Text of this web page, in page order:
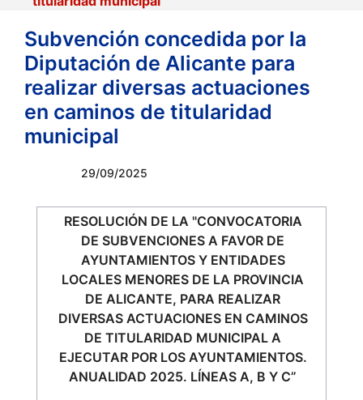
Subvención concedida por la
Diputación de Alicante para
realizar diversas actuaciones
en caminos de titularidad
municipal
29/09/2025
RESOLUCIÓN DE LA "CONVOCATORIA
DE SUBVENCIONES A FAVOR DE
AYUNTAMIENTOS Y ENTIDADES
LOCALES MENORES DE LA PROVINCIA
DE ALICANTE, PARA REALIZAR
DIVERSAS ACTUACIONES EN CAMINOS
DE TITULARIDAD MUNICIPAL A
EJECUTAR POR LOS AYUNTAMIENTOS.
ANUALIDAD 2025. LÍNEAS A, B Y C”